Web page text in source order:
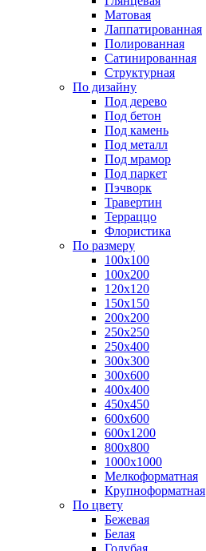
Матовая
Лаппатированная
Полированная
Сатинированная
Структурная
По дизайну
Под дерево
Под бетон
Под камень
Под металл
Под мрамор
Под паркет
Пэчворк
Травертин
Терраццо
Флористика
По размеру
100х100
100х200
120х120
150х150
200х200
250х250
250х400
300х300
300х600
400х400
450х450
600х600
600х1200
800х800
1000х1000
Мелкоформатная
Крупноформатная
По цвету
Бежевая
Белая
Голубая